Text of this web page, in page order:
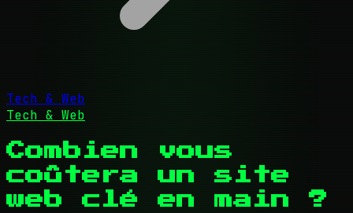
Tech & Web
Tech & Web
Combien vous
coûtera un site
web clé en main ?